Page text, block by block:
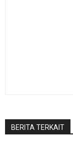
BERITA TERKAIT